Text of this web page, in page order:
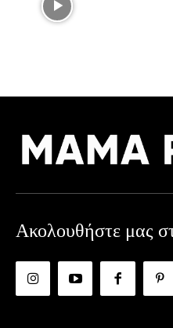
Ακολουθήστε μας